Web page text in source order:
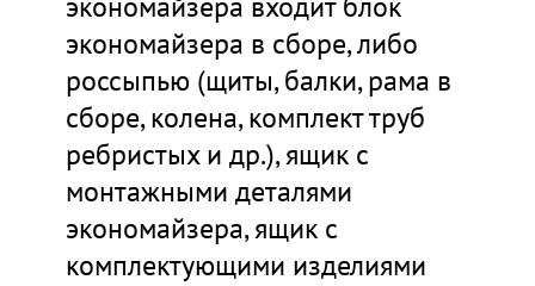
экономайзера в сборе, либо
россыпью (щиты, балки, рама в
сборе, колена, комплект труб
ребристых и др.), ящик с
монтажными деталями
экономайзера, ящик с
комплектующими изделиями